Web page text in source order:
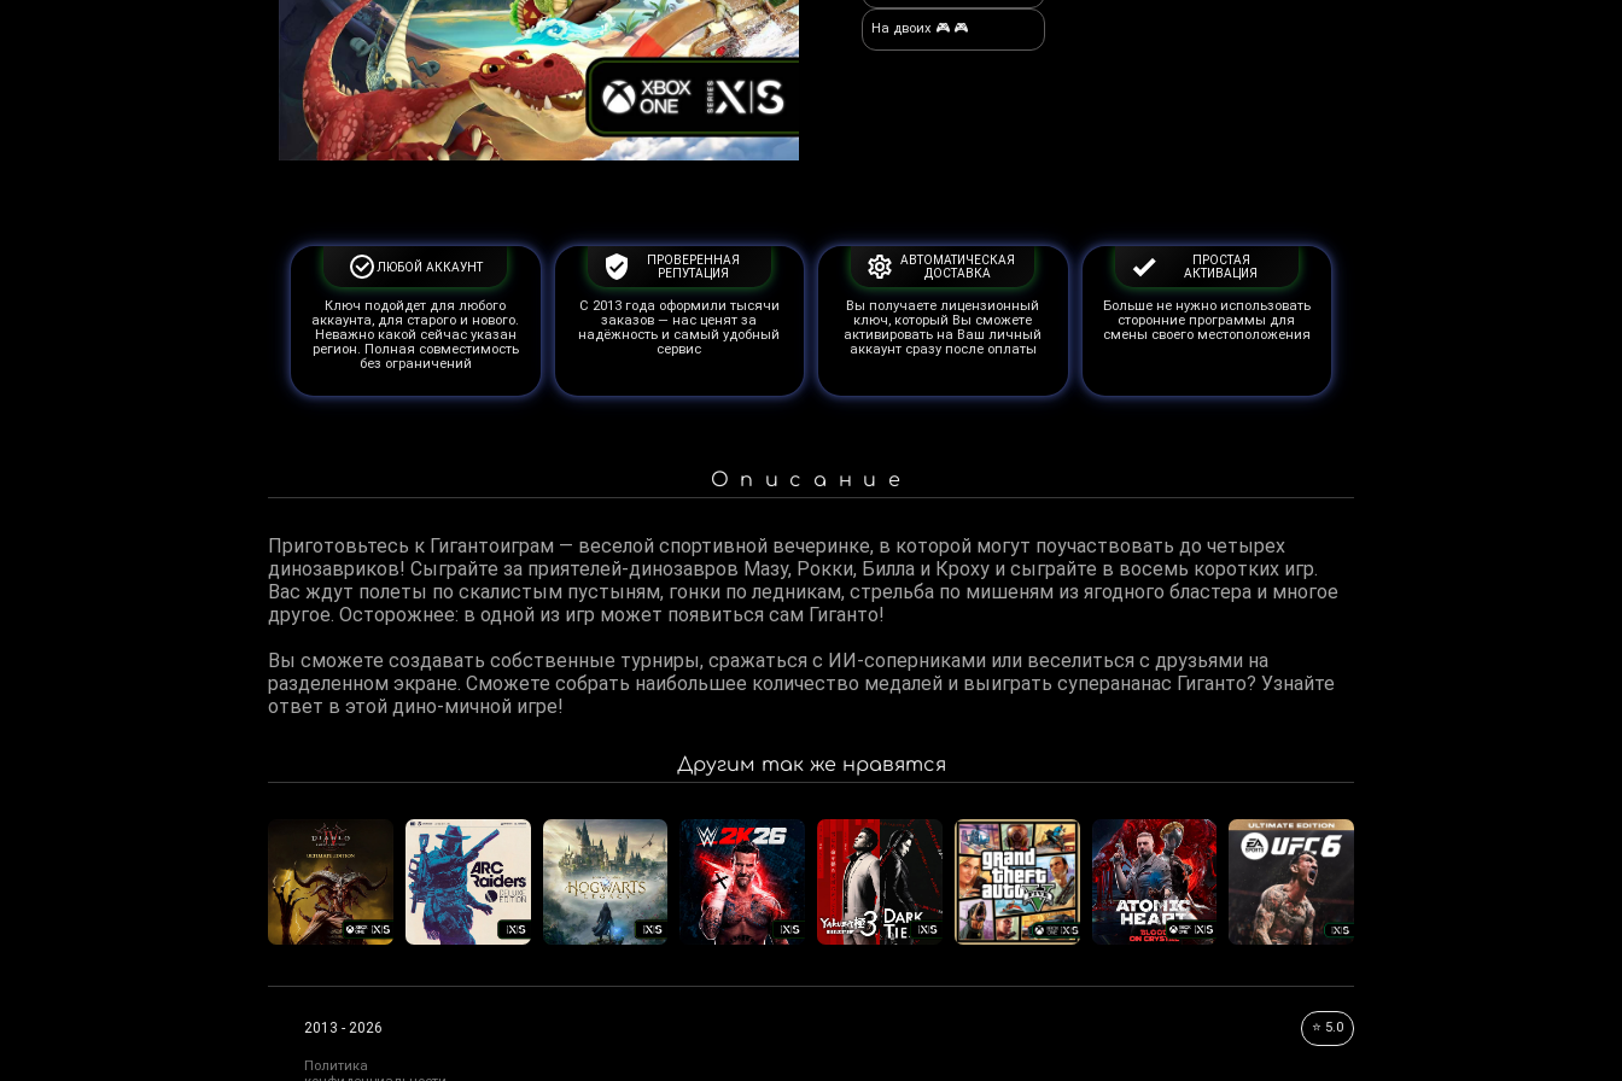
На двоих 🎮 🎮
ЛЮБОЙ АККАУНТ
Ключ подойдет для любого
аккаунта, для старого и нового.
Неважно какой сейчас указан
регион. Полная совместимость
без ограничений
ПРОВЕРЕННАЯ
РЕПУТАЦИЯ
С 2013 года оформили тысячи
заказов — нас ценят за
надёжность и самый удобный
сервис
АВТОМАТИЧЕСКАЯ
ДОСТАВКА
Вы получаете лицензионный
ключ, который Вы сможете
активировать на Ваш личный
аккаунт сразу после оплаты
ПРОСТАЯ
АКТИВАЦИЯ
Больше не нужно использовать
сторонние программы для
смены своего местоположения
Описание
Приготовьтесь к Гигантоиграм — веселой спортивной вечеринке, в которой могут поучаствовать до четырех
динозавриков! Сыграйте за приятелей-динозавров Мазу, Рокки, Билла и Кроху и сыграйте в восемь коротких игр.
Вас ждут полеты по скалистым пустыням, гонки по ледникам, стрельба по мишеням из ягодного бластера и многое
другое. Осторожнее: в одной из игр может появиться сам Гиганто!
Вы сможете создавать собственные турниры, сражаться с ИИ-соперниками или веселиться с друзьями на
разделенном экране. Сможете собрать наибольшее количество медалей и выиграть суперананас Гиганто? Узнайте
ответ в этой дино-мичной игре!
Другим так же нравятся
2013 - 2026 ⭐ 5.0
Политика